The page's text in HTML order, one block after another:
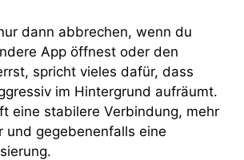
dann abbrechen, wenn du
App öffnest oder den
spricht vieles dafür, dass
im Hintergrund aufräumt.
eine stabilere Verbindung, mehr
und gegebenenfalls eine